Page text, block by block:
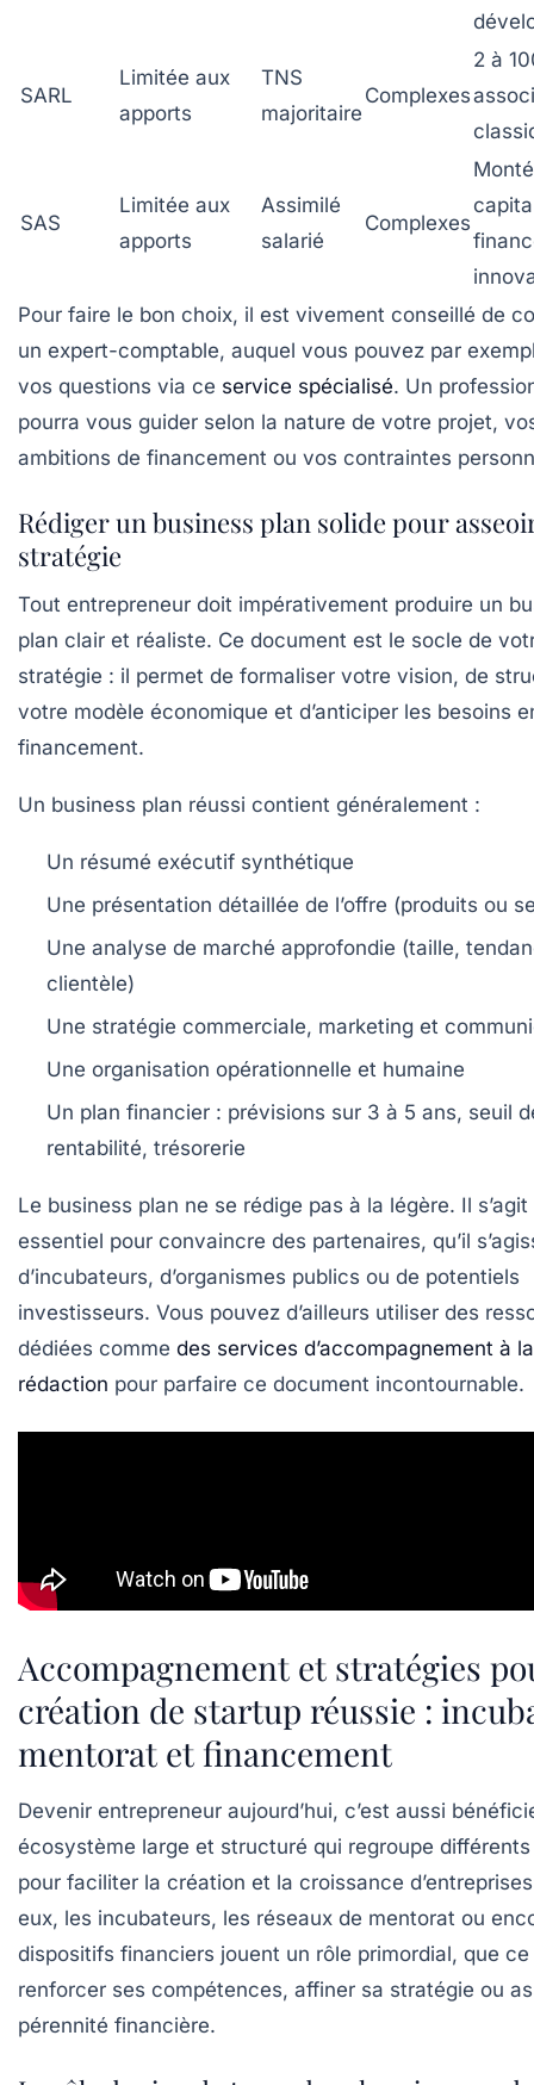
SARL
Limitée aux
apports
TNS
majoritaire
Complexes
2 à
SAS
Limitée aux
apports
Assimilé
salarié
Complexes
Pour faire le bon choix, il est vivement conseillé de
un expert-comptable, auquel vous pouvez par
vos questions via ce service spécialisé. Un
pourra vous guider selon la nature de votre projet,
ambitions de financement ou vos contraintes
Rédiger un business plan solide pour
stratégie
Tout entrepreneur doit impérativement produire un
plan clair et réaliste. Ce document est le socle de
stratégie : il permet de formaliser votre vision, de
votre modèle économique et d’anticiper les besoins
financement.
Un business plan réussi contient généralement :
Un résumé exécutif synthétique
Une présentation détaillée de l’offre (produits ou
Une analyse de marché approfondie (taille,
clientèle)
Une stratégie commerciale, marketing et
Une organisation opérationnelle et humaine
Un plan financier : prévisions sur 3 à 5 ans, seuil
rentabilité, trésorerie
Le business plan ne se rédige pas à la légère. Il s’agit
essentiel pour convaincre des partenaires, qu’il
d’incubateurs, d’organismes publics ou de potentiels
investisseurs. Vous pouvez d’ailleurs utiliser des
dédiées comme des services d’accompagnement à la
rédaction pour parfaire ce document incontournable.
Accompagnement et stratégies
création de startup réussie :
mentorat et financement
Devenir entrepreneur aujourd’hui, c’est aussi
écosystème large et structuré qui regroupe
pour faciliter la création et la croissance
eux, les incubateurs, les réseaux de mentorat ou
dispositifs financiers jouent un rôle primordial, que
renforcer ses compétences, affiner sa stratégie ou
pérennité financière.